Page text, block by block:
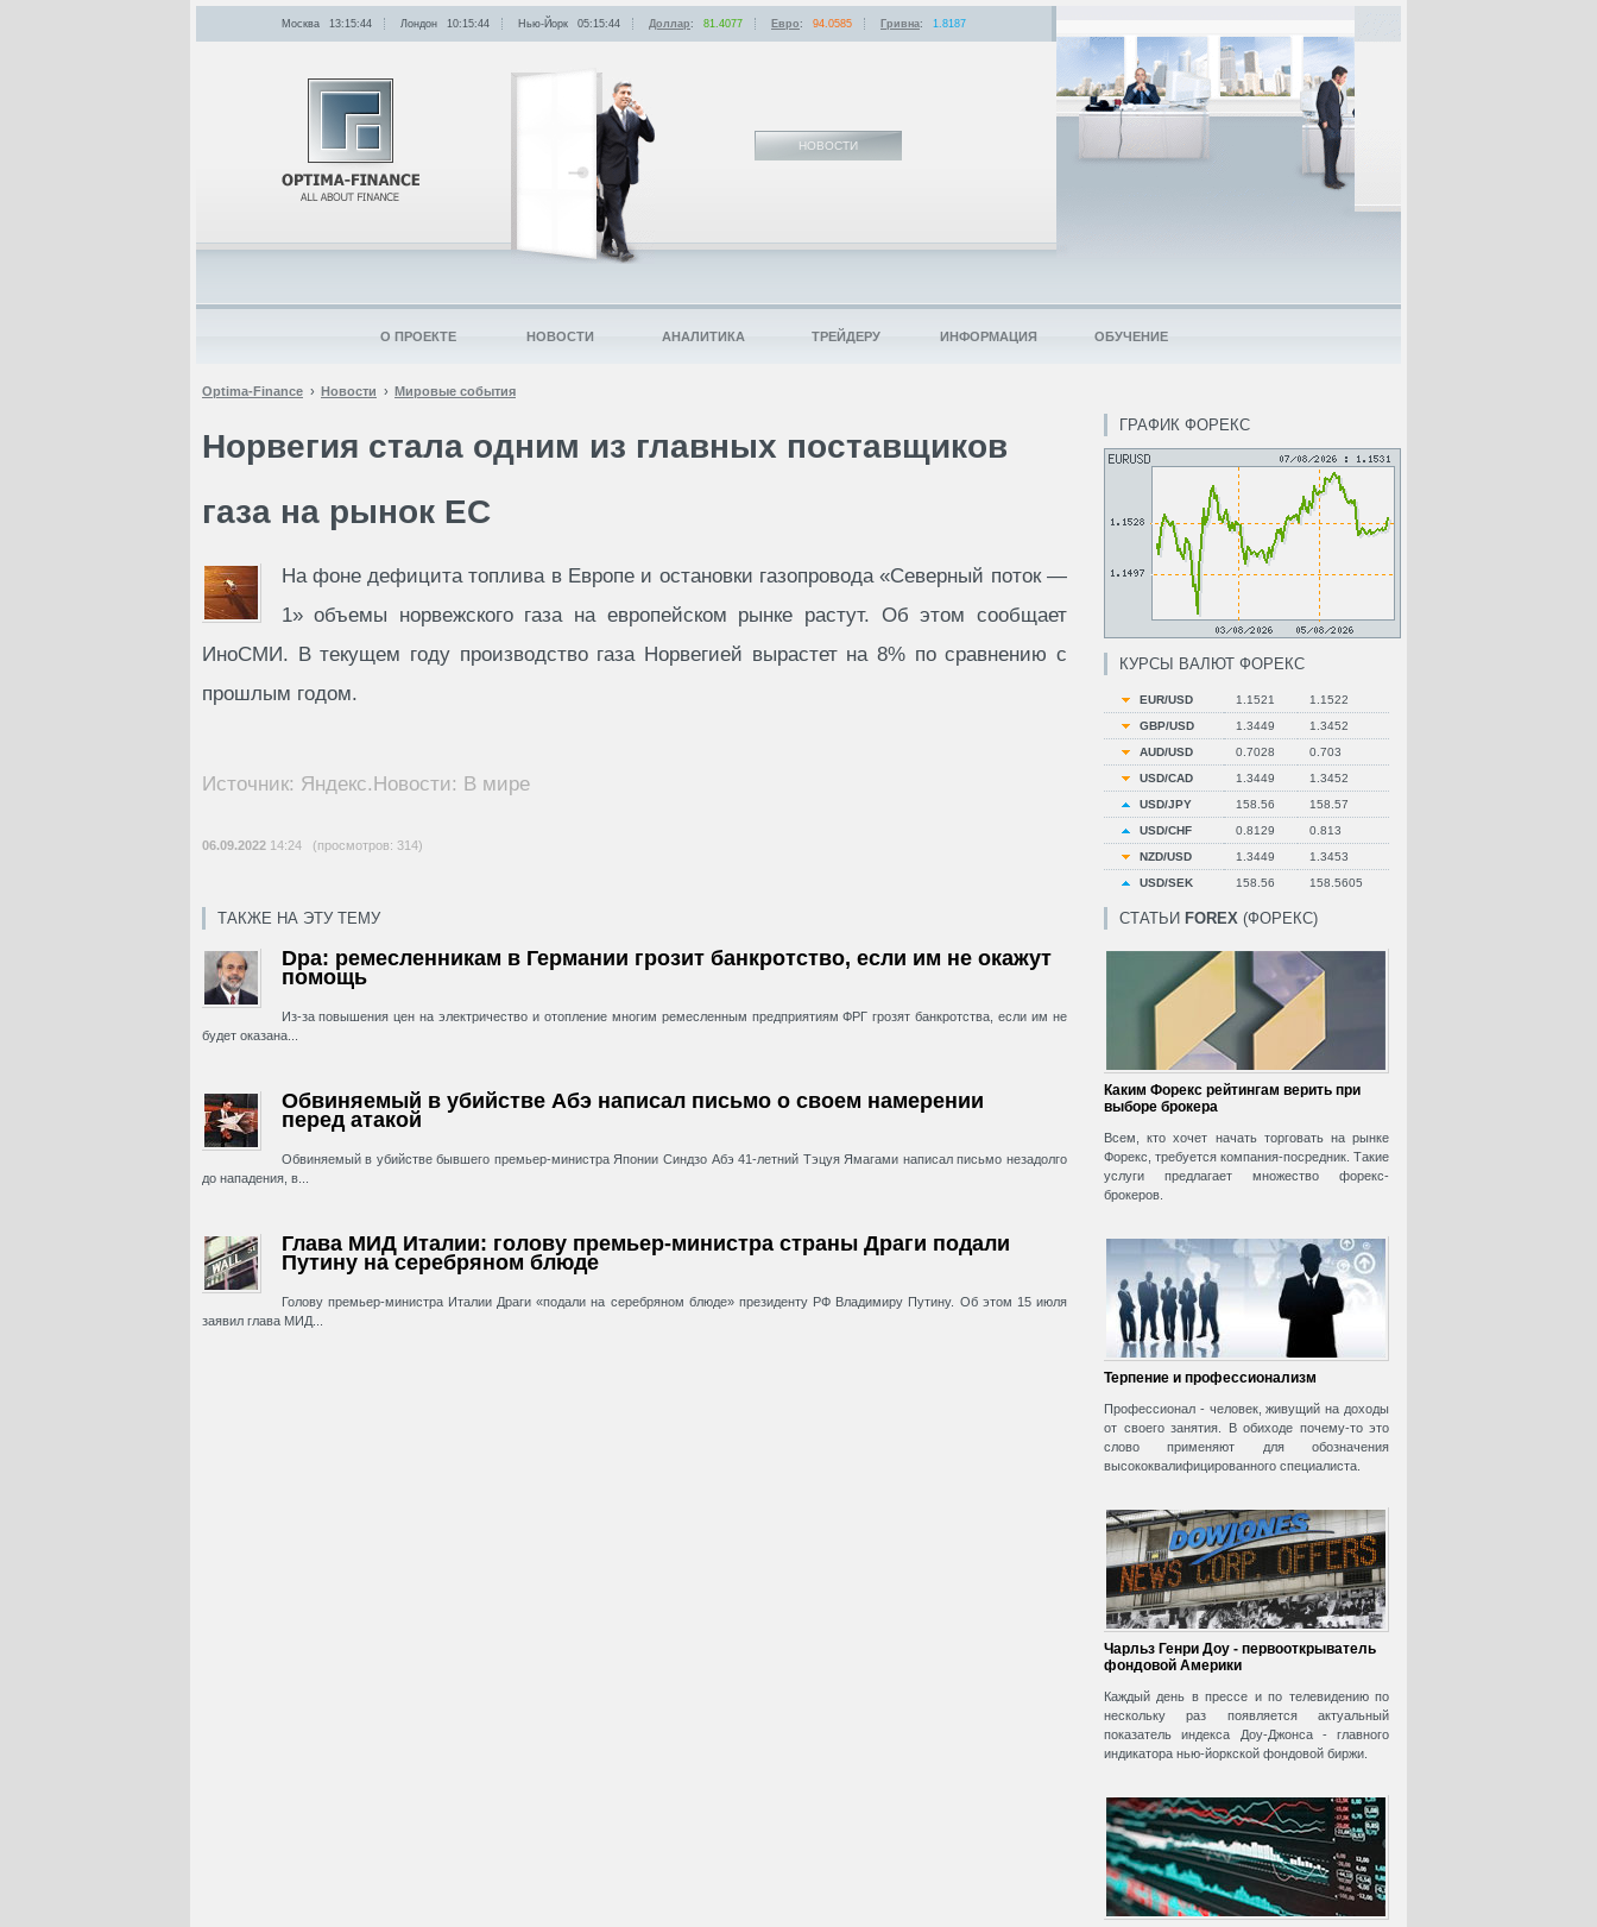
Optima-Finance Новости Мировые события
Норвегия стала одним из главных поставщиков
газа на рынок ЕС
На фоне дефицита топлива в Европе и остановки газопровода «Северный поток —
1» объемы норвежского газа на европейском рынке растут. Об этом сообщает
ИноСМИ. В текущем году производство газа Норвегией вырастет на 8% по сравнению с
прошлым годом.
Источник: Яндекс.Новости: В мире
06.09.2022 14:24 (просмотров: 314)
ТАКЖЕ НА ЭТУ ТЕМУ
Dpa: ремесленникам в Германии грозит банкротство, если им не окажут
помощь
Из-за повышения цен на электричество и отопление многим ремесленным предприятиям ФРГ грозят банкротства, если им не
будет оказана...
Обвиняемый в убийстве Абэ написал письмо о своем намерении
перед атакой
Обвиняемый в убийстве бывшего премьер-министра Японии Синдзо Абэ 41-летний Тэцуя Ямагами написал письмо незадолго
до нападения, в...
Глава МИД Италии: голову премьер-министра страны Драги подали
Путину на серебряном блюде
Голову премьер-министра Италии Драги «подали на серебряном блюде» президенту РФ Владимиру Путину. Об этом 15 июля
заявил глава МИД...
ГРАФИК ФОРЕКС
КУРСЫ ВАЛЮТ ФОРЕКС
EUR/USD 1.1521
1.1522
GBP/USD
1.3449
1.3452
AUD/USD
0.7028
0.703
USD/CAD
1.3449
1.3452
USD/JPY
158.56
158.57
USD/CHF
0.8129
0.813
NZD/USD
1.3449
1.3453
USD/SEK
158.56 158.5605
СТАТЬИ FOREX (ФОРЕКС)
Каким Форекс рейтингам верить при
выборе брокера
Всем, кто хочет начать торговать на рынке
Форекс, требуется компания-посредник. Такие
услуги предлагает множество форекс-
брокеров.
Терпение и профессионализм
Профессионал - человек, живущий на доходы
от своего занятия. В обиходе почему-то это
слово применяют для обозначения
высококвалифицированного специалиста.
Чарльз Генри Доу - первооткрыватель
фондовой Америки
Каждый день в прессе и по телевидению по
нескольку раз появляется актуальный
показатель индекса Доу-Джонса - главного
индикатора нью-йоркской фондовой биржи.
НОВОСТИ
Москва 13:15:44 Лондон 10:15:44 Нью-Йорк 05:15:44 Доллар: 81.4077 Евро: 94.0585 Гривна: 1.8187
О ПРОЕКТЕ НОВОСТИ АНАЛИТИКА ТРЕЙДЕРУ ИНФОРМАЦИЯ ОБУЧЕНИЕ